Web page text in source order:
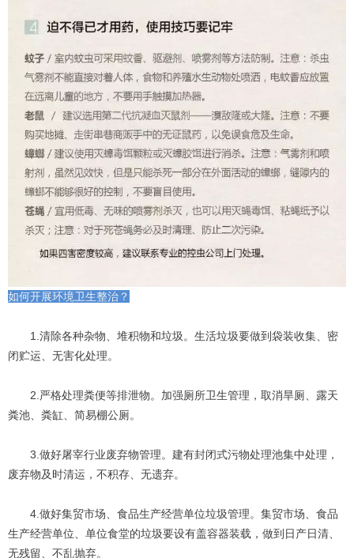
如何开展环境卫生整治？
1.清除各种杂物、堆积物和垃圾。生活垃圾要做到袋装收集、密
闭贮运、无害化处理。
2.严格处理粪便等排泄物。加强厕所卫生管理，取消旱厕、露天
粪池、粪缸、简易棚公厕。
3.做好屠宰行业废弃物管理。建有封闭式污物处理池集中处理，
废弃物及时清运，不积存、无遗弃。
4.做好集贸市场、食品生产经营单位垃圾管理。集贸市场、食品
生产经营单位、单位食堂的垃圾要设有盖容器装载，做到日产日清、
无残留、不乱抛弃。